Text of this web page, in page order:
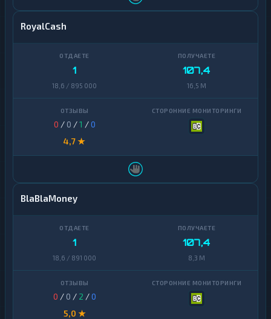
RoyalCash
1
18,6 / 895 000
107,4
16,5 M
0 / 0 /1 /0
4,7 ★
BlaBlaMoney
1
18,6 / 891 000
107,4
8,3 M
0 / 0 / 2 /0
5,0 ★